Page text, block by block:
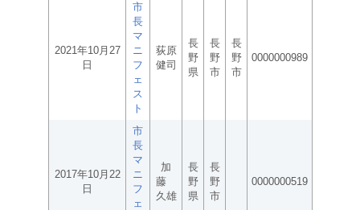
2021年10月27
日
市
長
マ
ニ
フ
ェ
ス
ト
荻原
健司
長
野
県
長
野
市
長
野
市
0000000989
2017年10月22
日
市
長
マ
ニ
フ
ェ
加
藤
久雄
長
野
県
長
野
市
0000000519